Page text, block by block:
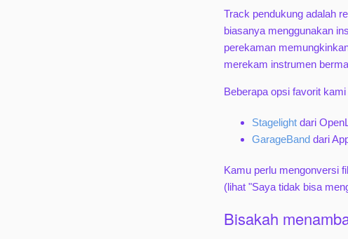
Track pendukung adalah
biasanya menggunakan
perekaman
merekam instrumen
Beberapa opsi favorit
Stagelight dari
GarageBand dari
Kamu perlu mengonversi
(lihat "Saya tidak bisa
Bisakah